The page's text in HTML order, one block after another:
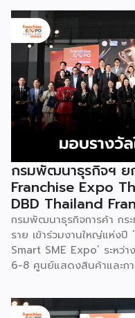
มีภารกิจหลัก คือการให้ทุน
ถึงการให้รางวัล และสนับ
นักวิจัยอาวุโส แน่นอนว่า
ไทยตั้งแต่ต้นน้ำยันปลาย
ครั้งนี้เป็นส่วนหนึ่งของทุน
Innovative House ซึ่งมีเ
สนับสนุนให้ผู้ประกอบการน
ไปพัฒนาต่อจนสามารถขาย
วิจัยที่อยู่ในห้องแล็บ โดยสิ
ที่ “พร้อมขาย” แล้วจริงๆ
ขายเฉพาะหน้าร้าน นอก
แปรรูปเป็นเมนูอาหาร-เครื่
โดยนำ ‘น้ำผึ้ง’ ที่ไม่ได้นำ
เครื่องดื่มสเลอปี้ให้ผู้ร่วมง
สร้างประสบการณ์ให้คนใน
ใครสนใจก็สามารถซื้อ หัวเ
เช่นกัน […]
กรมพัฒนาธุรกิจฯ ย
Franchise Expo
DBD Thailand
กรมพัฒนาธุรกิจการค้า กร
ราย เข้าร่วมงานใหญ่แห่ง
Smart SME Expo’ ระห
6-8 ศูนย์แสดงสินค้าและก
2026 ให้แก่ผู้ประกอบธุรกิ
ของกรมฯ นายพูนพงษ์